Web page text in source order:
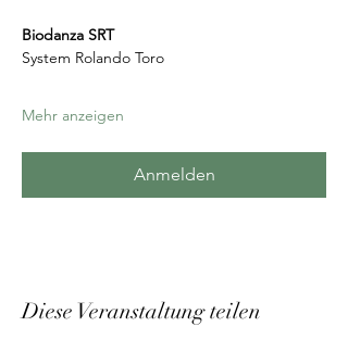
Biodanza SRT
System Rolando Toro
Mehr anzeigen
Anmelden
Diese Veranstaltung teilen